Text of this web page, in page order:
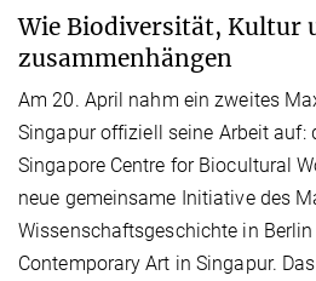
Wie Biodiversität, Kultur
zusammenhängen
Am 20. April nahm ein zweites
Singapur offiziell seine Arbeit auf:
Singapore Centre for Biocultural
neue gemeinsame Initiative des
Wissenschaftsgeschichte in
Contemporary Art in Singapur.